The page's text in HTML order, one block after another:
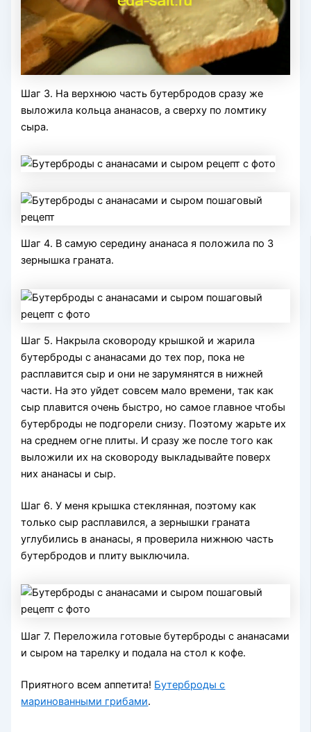
Шаг 3. На верхнюю часть бутербродов сразу же
выложила кольца ананасов, а сверху по ломтику
сыра.
Шаг 4. В самую середину ананаса я положила по 3
зернышка граната.
Шаг 5. Накрыла сковороду крышкой и жарила
бутерброды с ананасами до тех пор, пока не
расплавится сыр и они не зарумянятся в нижней
части. На это уйдет совсем мало времени, так как
сыр плавится очень быстро, но самое главное чтобы
бутерброды не подгорели снизу. Поэтому жарьте их
на среднем огне плиты. И сразу же после того как
выложили их на сковороду выкладывайте поверх
них ананасы и сыр.
Шаг 6. У меня крышка стеклянная, поэтому как
только сыр расплавился, а зернышки граната
углубились в ананасы, я проверила нижнюю часть
бутербродов и плиту выключила.
Шаг 7. Переложила готовые бутерброды с ананасами
и сыром на тарелку и подала на стол к кофе.
Приятного всем аппетита! Бутерброды с
маринованными грибами.